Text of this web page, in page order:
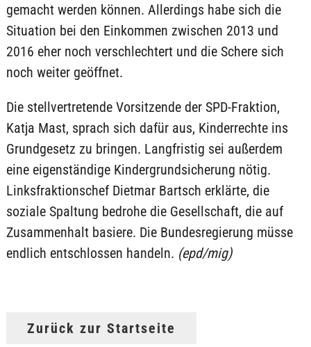
gemacht werden können. Allerdings habe sich die
Situation bei den Einkommen zwischen 2013 und
2016 eher noch verschlechtert und die Schere sich
noch weiter geöffnet.
Die stellvertretende Vorsitzende der SPD-Fraktion,
Katja Mast, sprach sich dafür aus, Kinderrechte ins
Grundgesetz zu bringen. Langfristig sei außerdem
eine eigenständige Kindergrundsicherung nötig.
Linksfraktionschef Dietmar Bartsch erklärte, die
soziale Spaltung bedrohe die Gesellschaft, die auf
Zusammenhalt basiere. Die Bundesregierung müsse
endlich entschlossen handeln. (epd/mig)
Zurück zur Startseite